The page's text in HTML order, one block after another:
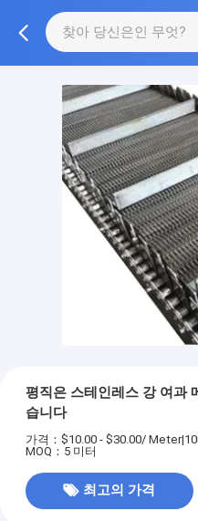
평직은 스테인레스 강 여과
습니다
가격：$10.00 - $30.00/
MOQ：5 미터
최고의 가격